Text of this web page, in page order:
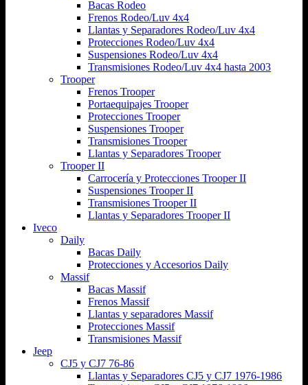
Bacas Rodeo
Frenos Rodeo/Luv 4x4
Llantas y Separadores Rodeo/Luv 4x4
Protecciones Rodeo/Luv 4x4
Suspensiones Rodeo/Luv 4x4
Transmisiones Rodeo/Luv 4x4 hasta 2003
Trooper
Frenos Trooper
Portaequipajes Trooper
Protecciones Trooper
Suspensiones Trooper
Transmisiones Trooper
Llantas y Separadores Trooper
Trooper II
Carrocería y Protecciones Trooper II
Suspensiones Trooper II
Transmisiones Trooper II
Llantas y Separadores Trooper II
Iveco
Daily
Bacas Daily
Protecciones y Accesorios Daily
Massif
Bacas Massif
Frenos Massif
Llantas y separadores Massif
Protecciones Massif
Transmisiones Massif
Jeep
CJ5 y CJ7 76-86
Llantas y Separadores CJ5 y CJ7 1976-1986